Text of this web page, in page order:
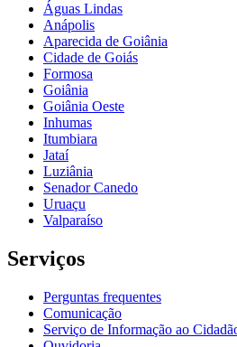
Águas Lindas
Anápolis
Aparecida de Goiânia
Cidade de Goiás
Formosa
Goiânia
Goiânia Oeste
Inhumas
Itumbiara
Jataí
Luziânia
Senador Canedo
Uruaçu
Valparaíso
Serviços
Perguntas frequentes
Comunicação
Serviço de Informação ao